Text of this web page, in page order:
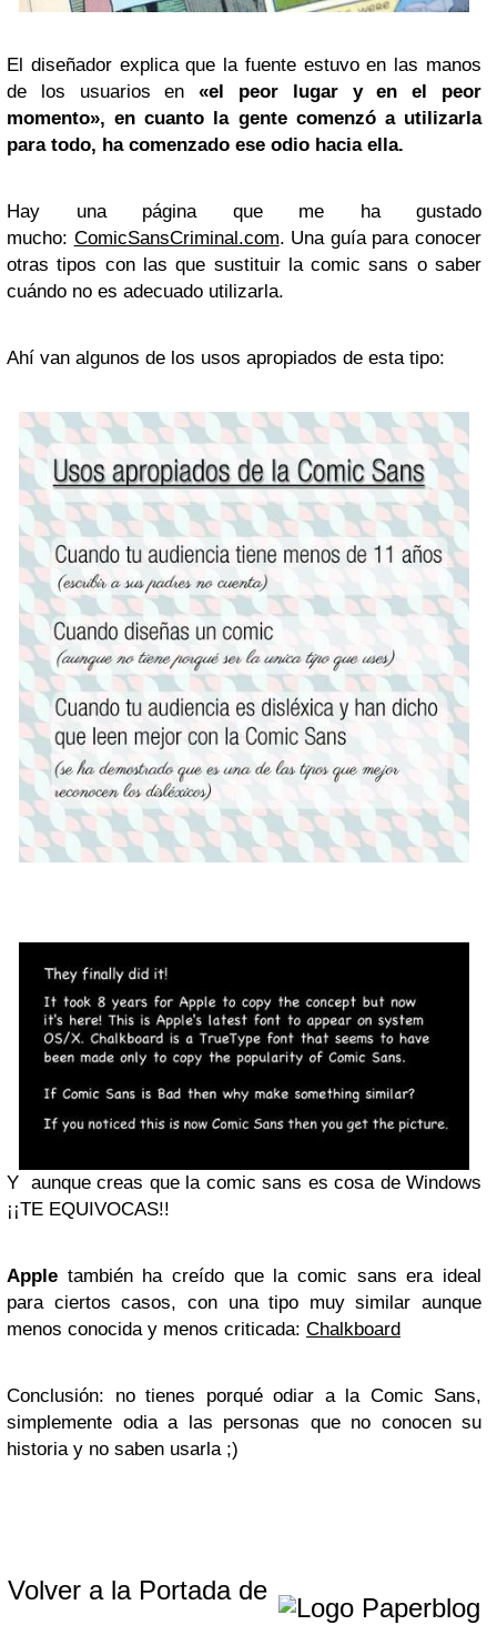
El diseñador explica que la fuente estuvo en las manos
de los usuarios en«el peor lugar y en el peor
momento»,en cuanto la gente comenzó a utilizarla
para todo, ha comenzado ese odio hacia ella.
Hay una página que me ha gustado
mucho: ComicSansCriminal.com. Una guía para conocer
otras tipos con las que sustituir la comic sans o saber
cuándo no es adecuado utilizarla.
Ahí van algunos de los usos apropiados de esta tipo:
Y aunque creas que la comic sans es cosa de Windows
¡¡TE EQUIVOCAS!!
Apple también ha creído que la comic sans era ideal
para ciertos casos, con una tipo muy similar aunque
menos conocida y menos criticada: Chalkboard
Conclusión: no tienes porqué odiar a la Comic Sans,
simplemente odia a las personas que no conocen su
historia y no saben usarla ;)
Volver a la Portada de